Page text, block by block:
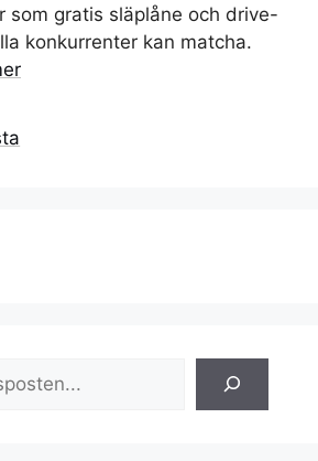
som gratis släplåne och drive-
konkurrenter kan matcha.